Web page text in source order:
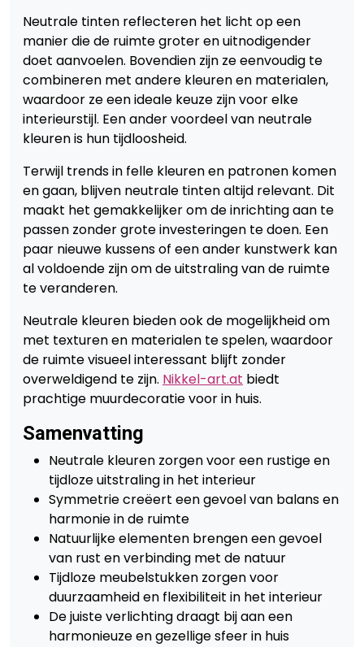
Neutrale tinten reflecteren het licht op een
manier die de ruimte groter en uitnodigender
doet aanvoelen. Bovendien zijn ze eenvoudig te
combineren met andere kleuren en materialen,
waardoor ze een ideale keuze zijn voor elke
interieurstijl. Een ander voordeel van neutrale
kleuren is hun tijdloosheid.
Terwijl trends in felle kleuren en patronen komen
en gaan, blijven neutrale tinten altijd relevant. Dit
maakt het gemakkelijker om de inrichting aan te
passen zonder grote investeringen te doen. Een
paar nieuwe kussens of een ander kunstwerk kan
al voldoende zijn om de uitstraling van de ruimte
te veranderen.
Neutrale kleuren bieden ook de mogelijkheid om
met texturen en materialen te spelen, waardoor
de ruimte visueel interessant blijft zonder
overweldigend te zijn. Nikkel-art.at biedt
prachtige muurdecoratie voor in huis.
Samenvatting
Neutrale kleuren zorgen voor een rustige en
tijdloze uitstraling in het interieur
Symmetrie creëert een gevoel van balans en
harmonie in de ruimte
Natuurlijke elementen brengen een gevoel
van rust en verbinding met de natuur
Tijdloze meubelstukken zorgen voor
duurzaamheid en flexibiliteit in het interieur
De juiste verlichting draagt bij aan een
harmonieuze en gezellige sfeer in huis